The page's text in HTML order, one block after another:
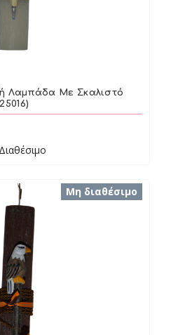
Λαμπάδα Με Σκαλιστό
Μη διαθέσιμο